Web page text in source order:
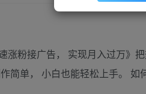
粉接广告， 实现月入过万》
单， 小白也能轻松上手。 如